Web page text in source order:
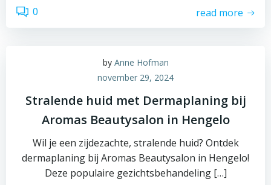
0 read more
by Anne Hofman
november 29, 2024
Stralende huid met Dermaplaning bij
Aromas Beautysalon in Hengelo
Wil je een zijdezachte, stralende huid? Ontdek
dermaplaning bij Aromas Beautysalon in Hengelo!
Deze populaire gezichtsbehandeling […]